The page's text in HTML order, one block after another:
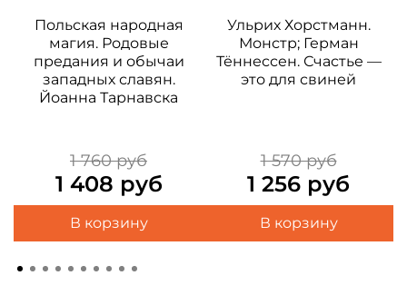
Польская народная
магия. Родовые
предания и обычаи
западных славян.
Йоанна Тарнавска
1 760 руб
1 408 руб
В корзину
Ульрих Хорстманн.
Монстр; Герман
Тённессен. Счастье —
это для свиней
1 570 руб
1 256 руб
В корзину